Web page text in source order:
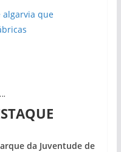
algarvia que
da Juventude de